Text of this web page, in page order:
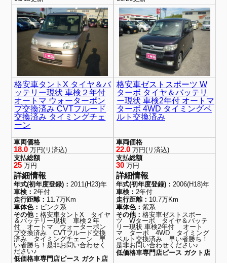
格安車タントX タイヤ＆バ
ッテリー現状 車検２年付
オートマ ウォーターポン
プ交換済み CVTフルード
交換済み タイミングチェ
ーン
車両価格
18.0 万円(リ済込)
支払総額
25 万円
詳細情報
年式(初年度登録)： 2011(H23)年
車検： 2年付
走行距離： 11.7万Km
車体色： ピンク系
その他：格安車タントX タイヤ
＆バッテリー現状 車検２年
付 オートマ ウォーターポン
プ交換済み CVTフルード交換
済み タイミングチェーン 早
い者勝ち！是非お問い合わせく
ださい♪
低価格車専門店ピース ガクト店
格安車ゼストスポーツ W
ターボ タイヤ＆バッテリ
ー現状 車検2年付 オートマ
ターボ 4WD タイミングベ
ルト交換済み
車両価格
22.0万円(リ済込)
支払総額
30万円
詳細情報
年式(初年度登録)： 2006(H18)年
車検： 2年付
走行距離： 10.7万Km
車体色： 紫系
その他： 格安車ゼストスポー
ツ Wターボ タイヤ＆バッテ
リー現状 車検2年付 オート
マ ターボ 4WD タイミング
ベルト交換済み 早い者勝ち！
是非お問い合わせください♪
低価格車専門店ピース ガクト店